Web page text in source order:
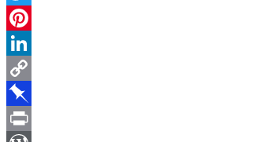
Twitter
Pinterest
LinkedIn
Copy
Link
Pinboard